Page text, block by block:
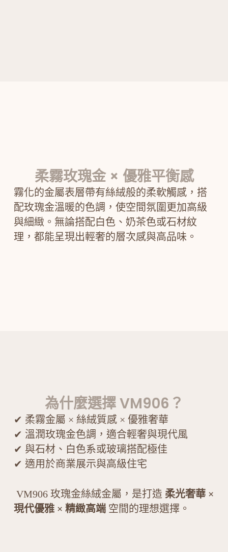
柔霧玫瑰金 × 優雅平衡感​
霧化的金屬表層帶有絲絨般的柔軟觸感，搭
配玫瑰金溫暖的色調，使空間氛圍更加高級
與細緻。無論搭配白色、奶茶色或石材紋
理，都能呈現出輕奢的層次感與高品味。
為什麼選擇 VM906？
✔ 柔霧金屬 × 絲絨質感 × 優雅奢華
✔ 溫潤玫瑰金色調，適合輕奢與現代風
✔ 與石材、白色系或玻璃搭配極佳
✔ 適用於商業展示與高級住宅
VM906 玫瑰金絲絨金屬，是打造 柔光奢華 ×
現代優雅 × 精緻高端空間的理想選擇。